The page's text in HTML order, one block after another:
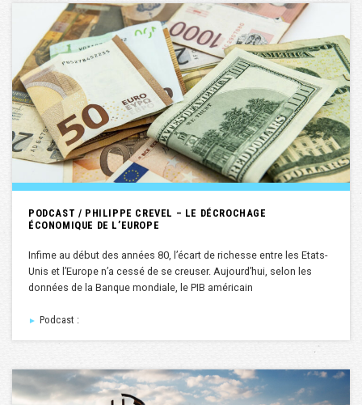
PODCAST / PHILIPPE CREVEL – LE DÉCROCHAGE
ÉCONOMIQUE DE L’EUROPE
Infime au début des années 80, l’écart de richesse entre les Etats-
Unis et l’Europe n’a cessé de se creuser. Aujourd’hui, selon les
données de la Banque mondiale, le PIB américain
► Podcast :